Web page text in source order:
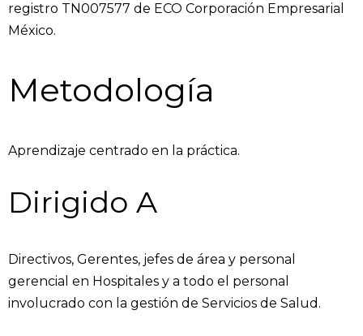
registro TN007577 de ECO Corporación Empresarial
México.
Metodología
Aprendizaje centrado en la práctica.
Dirigido A
Directivos, Gerentes, jefes de área y personal
gerencial en Hospitales y a todo el personal
involucrado con la gestión de Servicios de Salud.